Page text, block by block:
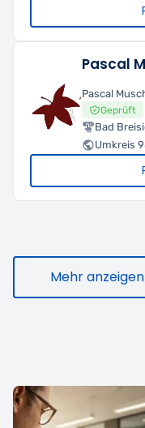
Pascal
Pascal
Geprüft
Bad
Umkreis
Mehr anzeigen